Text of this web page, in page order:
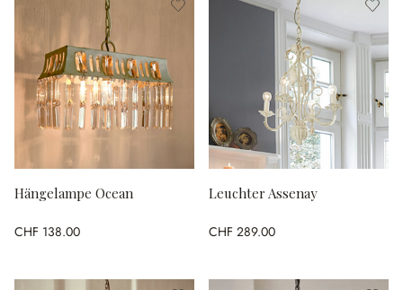
Hängelampe Ocean
CHF 138.00
Leuchter Assenay
CHF 289.00